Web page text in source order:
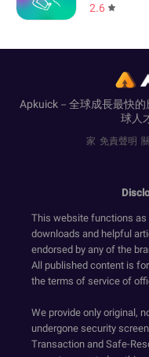
2.6
Apkuick－全球成長最快
球人
家 免責聲明
This website functions as
downloads and helpful
endorsed by any of the
All published content is
the terms of service of
We provide only original,
undergone security
Transaction and Safe-